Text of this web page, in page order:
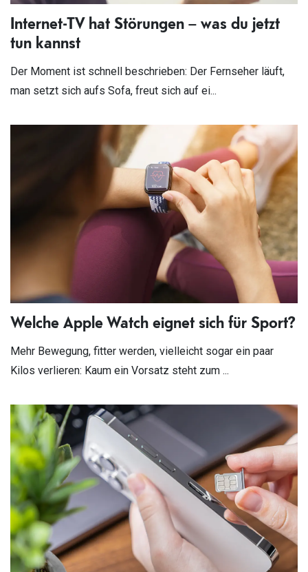
Internet-TV hat Störungen – was du jetzt
tun kannst
Der Moment ist schnell beschrieben: Der Fernseher läuft,
man setzt sich aufs Sofa, freut sich auf ei...
Welche Apple Watch eignet sich für Sport?
Mehr Bewegung, fitter werden, vielleicht sogar ein paar
Kilos verlieren: Kaum ein Vorsatz steht zum ...